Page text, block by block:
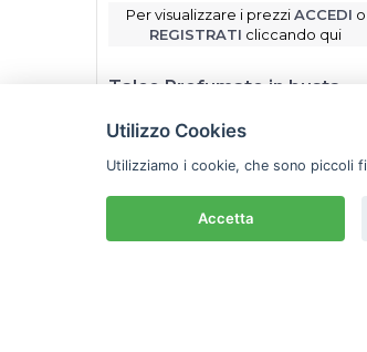
Per visualizzare i prezziACCEDI o
REGISTRATI cliccando qui
Talco Profumato in busta
Spuma di Sciampagna
Utilizzo Cookies
Utilizziamo i cookie, che sono piccoli
Accetta